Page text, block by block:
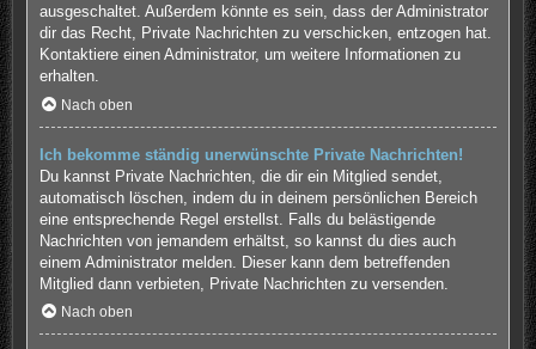
ausgeschaltet. Außerdem könnte es sein, dass der Administrator
dir das Recht, Private Nachrichten zu verschicken, entzogen hat.
Kontaktiere einen Administrator, um weitere Informationen zu
erhalten.
Nach oben
Ich bekomme ständig unerwünschte Private Nachrichten!
Du kannst Private Nachrichten, die dir ein Mitglied sendet,
automatisch löschen, indem du in deinem persönlichen Bereich
eine entsprechende Regel erstellst. Falls du belästigende
Nachrichten von jemandem erhältst, so kannst du dies auch
einem Administrator melden. Dieser kann dem betreffenden
Mitglied dann verbieten, Private Nachrichten zu versenden.
Nach oben